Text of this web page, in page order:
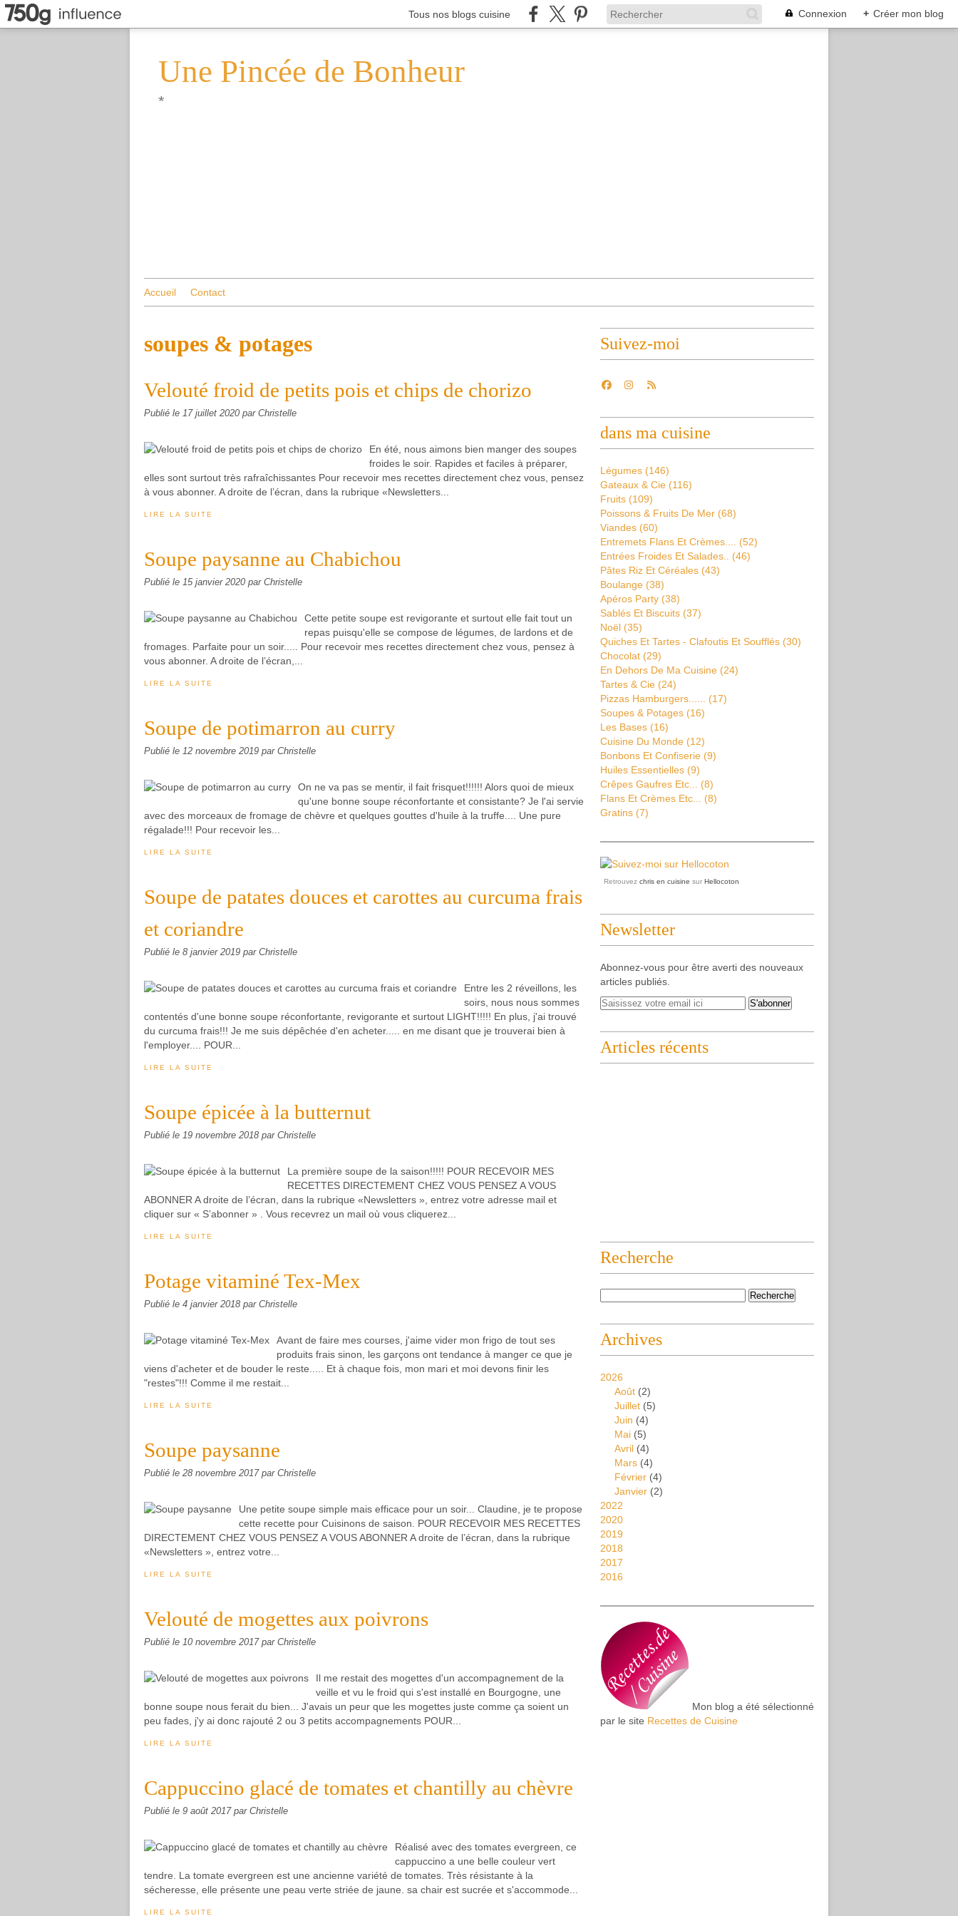
Tous nos blogs cuisine Connexion + Créer mon blog
Une Pincée de Bonheur
*
Accueil Contact
soupes & potages
Velouté froid de petits pois et chips de chorizo
Publié le 17 juillet 2020 par Christelle
En été, nous aimons bien manger des soupes
froides le soir. Rapides et faciles à préparer,
elles sont surtout très rafraîchissantes Pour recevoir mes recettes directement chez vous, pensez
à vous abonner. A droite de l’écran, dans la rubrique «Newsletters...
LIRE LA SUITE
Soupe paysanne au Chabichou
Publié le 15 janvier 2020 par Christelle
Cette petite soupe est revigorante et surtout elle fait tout un
repas puisqu'elle se compose de légumes, de lardons et de
fromages. Parfaite pour un soir..... Pour recevoir mes recettes directement chez vous, pensez à
vous abonner. A droite de l’écran,...
LIRE LA SUITE
Soupe de potimarron au curry
Publié le 12 novembre 2019 par Christelle
On ne va pas se mentir, il fait frisquet!!!!!! Alors quoi de mieux
qu'une bonne soupe réconfortante et consistante? Je l'ai servie
avec des morceaux de fromage de chèvre et quelques gouttes d'huile à la truffe.... Une pure
régalade!!! Pour recevoir les...
LIRE LA SUITE
Soupe de patates douces et carottes au curcuma frais
et coriandre
Publié le 8 janvier 2019 par Christelle
Entre les 2 réveillons, les
soirs, nous nous sommes
contentés d'une bonne soupe réconfortante, revigorante et surtout LIGHT!!!!! En plus, j'ai trouvé
du curcuma frais!!! Je me suis dépêchée d'en acheter..... en me disant que je trouverai bien à
l'employer.... POUR...
LIRE LA SUITE
Soupe épicée à la butternut
Publié le 19 novembre 2018 par Christelle
La première soupe de la saison!!!!! POUR RECEVOIR MES
RECETTES DIRECTEMENT CHEZ VOUS PENSEZ A VOUS
ABONNER A droite de l’écran, dans la rubrique «Newsletters », entrez votre adresse mail et
cliquer sur « S’abonner » . Vous recevrez un mail où vous cliquerez...
LIRE LA SUITE
Potage vitaminé Tex-Mex
Publié le 4 janvier 2018 par Christelle
Avant de faire mes courses, j'aime vider mon frigo de tout ses
produits frais sinon, les garçons ont tendance à manger ce que je
viens d'acheter et de bouder le reste..... Et à chaque fois, mon mari et moi devons finir les
"restes"!!! Comme il me restait...
LIRE LA SUITE
Soupe paysanne
Publié le 28 novembre 2017 par Christelle
Une petite soupe simple mais efficace pour un soir... Claudine, je te propose
cette recette pour Cuisinons de saison. POUR RECEVOIR MES RECETTES
DIRECTEMENT CHEZ VOUS PENSEZ A VOUS ABONNER A droite de l’écran, dans la rubrique
«Newsletters », entrez votre...
LIRE LA SUITE
Velouté de mogettes aux poivrons
Publié le 10 novembre 2017 par Christelle
Il me restait des mogettes d'un accompagnement de la
veille et vu le froid qui s'est installé en Bourgogne, une
bonne soupe nous ferait du bien... J'avais un peur que les mogettes juste comme ça soient un
peu fades, j'y ai donc rajouté 2 ou 3 petits accompagnements POUR...
LIRE LA SUITE
Cappuccino glacé de tomates et chantilly au chèvre
Publié le 9 août 2017 par Christelle
Réalisé avec des tomates evergreen, ce
cappuccino a une belle couleur vert
tendre. La tomate evergreen est une ancienne variété de tomates. Très résistante à la
sécheresse, elle présente une peau verte striée de jaune. sa chair est sucrée et s'accommode...
LIRE LA SUITE
Suivez-moi
dans ma cuisine
Légumes (146)
Gateaux & Cie (116)
Fruits (109)
Poissons & Fruits De Mer (68)
Viandes (60)
Entremets Flans Et Crèmes....
(52)
Entrées Froides Et Salades..
(46)
Pâtes Riz Et Céréales (43)
Boulange (38)
Apéros Party (38)
Sablés Et Biscuits (37)
Noël (35)
Quiches Et Tartes - Clafoutis Et Soufflés (30)
Chocolat (29)
En Dehors De Ma Cuisine (24)
Tartes & Cie (24)
Pizzas Hamburgers......
(17)
Soupes & Potages (16)
Les Bases (16)
Cuisine Du Monde (12)
Bonbons Et Confiserie (9)
Huiles Essentielles (9)
Crêpes Gaufres Etc...
(8)
Flans Et Crèmes Etc...
(8)
Gratins (7)
Retrouvez chris en cuisine sur Hellocoton
Newsletter
Abonnez-vous pour être averti des nouveaux
articles publiés.
Articles récents
Recherche
Archives
2026
Août (2)
Juillet (5)
Juin (4)
Mai (5)
Avril (4)
Mars (4)
Février (4)
Janvier (2)
2022
2020
2019
2018
2017
2016
Mon blog a été sélectionné
par le site Recettes de Cuisine